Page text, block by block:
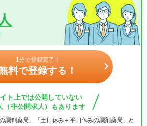
1分で登録完了！
料で登録する！
ト上では公開していない
（非公開求人）もあります
調剤薬局」「土日休み＋平日休みの調剤薬局」と